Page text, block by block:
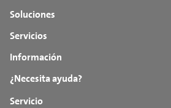
Soluciones
Servicios
Información
¿Necesita ayuda?
Servicio